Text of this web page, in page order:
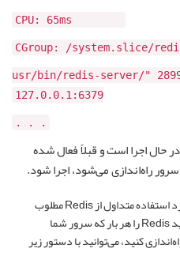
└─2899 "/usr/bin/redis-server
127.0.0.1:6379
. . .
این خروجی نشان می‌دهد که Redis در حال اجرا است و قبلاً فعال شده
راه‌اندازی می‌شود، اجرا شود.
این تنظیم برای بسیاری از موارد استفاده متداول از Redis مطلوب
است. اگر، با این حال، ترجیح می‌دهید Redis را هر بار که سرور شما
کنید، می‌توانید با دستور زیر